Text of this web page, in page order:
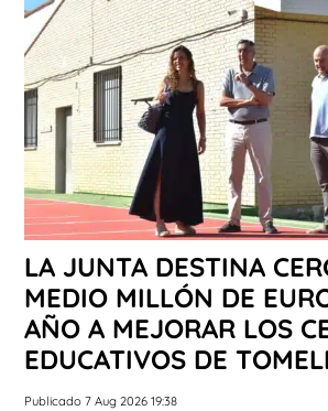
LA JUNTA DESTINA
MEDIO MILLÓN DE
AÑO A MEJORAR LOS
EDUCATIVOS DE
Publicado 7 Aug 2026 19:38